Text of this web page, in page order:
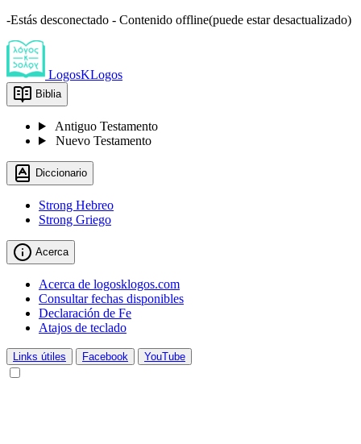
-Estás desconectado - Contenido offline(puede estar desactualizado)
LogosKLogos
Biblia
Antiguo Testamento
Nuevo Testamento
Diccionario
Strong Hebreo
Strong Griego
Acerca
Acerca de logosklogos.com
Consultar fechas disponibles
Declaración de Fe
Atajos de teclado
Links útiles Facebook YouTube